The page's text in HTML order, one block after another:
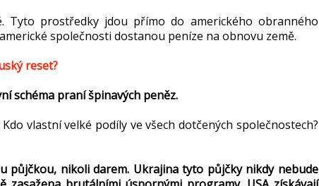
Tyto prostředky jdou přímo do amerického obranného
společnosti dostanou peníze na obnovu země.
reset?
schéma praní špinavých peněz.
vlastní velké podíly ve všech dotčených společnostech?
půjčkou, nikoli darem. Ukrajina tyto půjčky nikdy nebude